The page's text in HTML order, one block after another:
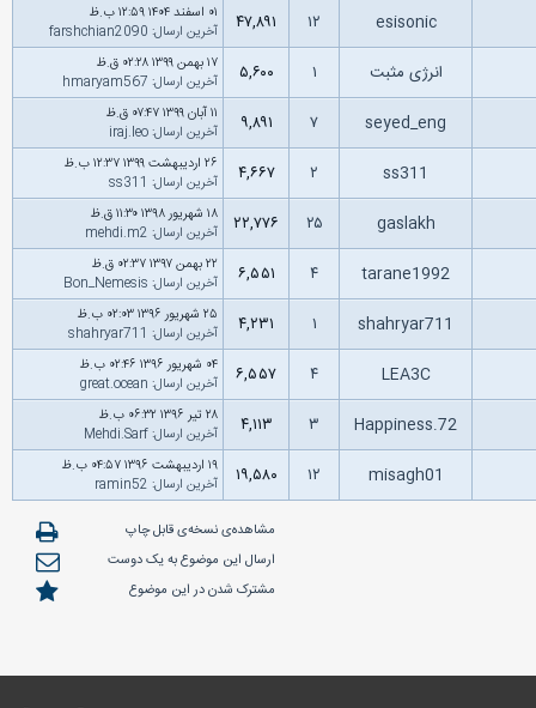
esisonic ۱۲ ۴۷,۸۹۱
۰۱ اسفند ۱۴۰۴ ۱۲:۵۹ ب.ظ
آخرین ارسال:
farshchian2090
انرژی مثبت ۵,۶۰۰
۱۷ بهمن ۱۳۹۹ ۰۲:۲۸ ق.ظ
آخرین ارسال:
hmaryam567
seyed_eng ۷ ۹,۸۹۱
۱۱ آبان ۱۳۹۹ ۰۷:۴۷ ق.ظ
آخرین ارسال:
iraj.leo
ss311 ۲ ۴,۶۶۷
۲۶ اردیبهشت ۱۳۹۹ ۱۲:۳۷ ب.ظ
آخرین ارسال:
ss311
gaslakh ۲۵ ۲۲,۷۷۶
۱۸ شهریور ۱۳۹۸ ۱۱:۳۰ ق.ظ
آخرین ارسال:
mehdi.m2
tarane1992 ۴ ۶,۵۵۱
۲۲ بهمن ۱۳۹۷ ۰۲:۳۷ ق.ظ
آخرین ارسال:
Bon_Nemesis
shahryar711 ۴,۲۳۱
۲۵ شهریور ۱۳۹۶ ۰۲:۰۳ ب.ظ
آخرین ارسال:
shahryar711
LEA3C ۴ ۶,۵۵۷
۰۴ شهریور ۱۳۹۶ ۰۲:۴۶ ب.ظ
آخرین ارسال:
great.ocean
Happiness.72 ۳ ۴,۱۱۳
۲۸ تیر ۱۳۹۶ ۰۶:۳۲ ب.ظ
آخرین ارسال:
Mehdi.Sarf
misagh01 ۱۲ ۱۹,۵۸۰
۱۹ اردیبهشت ۱۳۹۶ ۰۴:۵۷ ب.ظ
آخرین ارسال:
ramin52
مشاهده‌ی نسخه‌ی قابل چاپ
ارسال این موضوع به یک دوست
مشترک شدن در این موضوع